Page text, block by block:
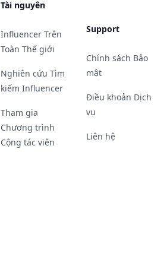
Tài nguyên
Influencer Trên
Toàn Thế giới
Nghiên cứu Tìm
kiếm Influencer
Tham gia
Chương trình
Cộng tác viên
Support
Chính sách Bảo
mật
Điều khoản Dịch
vụ
Liên hệ